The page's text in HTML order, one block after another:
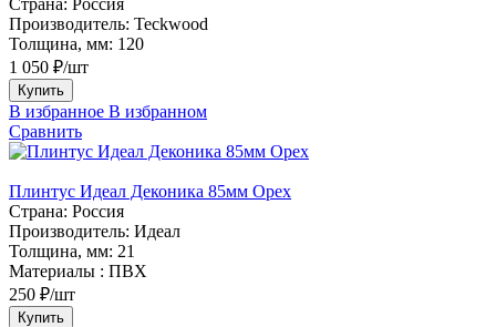
Производитель: Teckwood
Толщина, мм: 120
1 050 ₽/шт
Купить
В избранное В избранном
Сравнить
Плинтус Идеал Деконика 85мм Орех
Страна: Россия
Производитель: Идеал
Толщина, мм: 21
Материалы : ПВХ
250 ₽/шт
Купить